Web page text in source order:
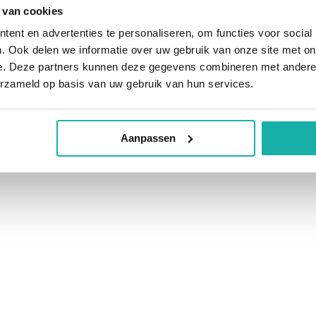
cookies
en advertenties te personaliseren, om functies voor social
Ook delen we informatie over uw gebruik van onze site met
Deze partners kunnen deze gegevens combineren met
op basis van uw gebruik van hun services.
Aanpassen
producten zoals (rood) vlees,
zoals brood en cornflakes.
citrusvruchten, bonen en
voldoende vitamine B12 en
grote rol bij de celdeling en is
in verband met het groeien
veroorzaakt door:
de darmen het vitamine B12 en
uitscheiding via de
worden door